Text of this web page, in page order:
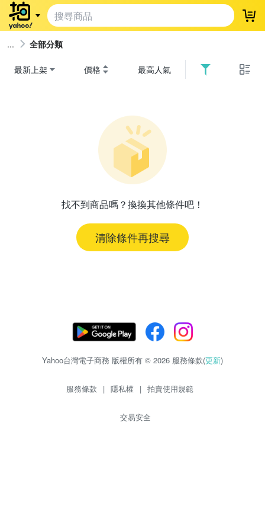
登
全部分類
最新上架 價格 最高人氣
找不到商品嗎？換換其他條件吧！
清除條件再搜尋
Yahoo台灣電子商務 版權所有 © 2026 服務條款(更新)
服務條款 | 隱私權 | 拍賣使用規範
交易安全